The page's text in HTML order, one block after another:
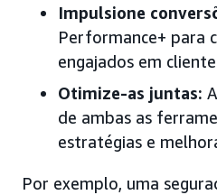
Impulsione
Performance+ para
engajados em
Otimize-as juntas:
de ambas as
estratégias e
Por exemplo, uma